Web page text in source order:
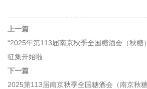
上一篇
“2025年第113届南京秋季全国糖酒会（秋糖
征集开始啦
下一篇
2025第113届南京秋季全国糖酒会（南京